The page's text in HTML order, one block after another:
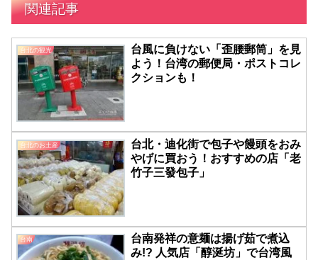
関連記事
台北の観光
台風に負けない「歪腰郵筒」を見
よう！台湾の郵便局・ポストコレ
クションも！
台北のお土産
台北・迪化街で包子や饅頭をおみ
やげに買おう！おすすめの店「老
竹子三發包子」
台南
台南発祥の意麺は揚げ茹で煮込
み!? 人気店「醇涎坊」で台湾風